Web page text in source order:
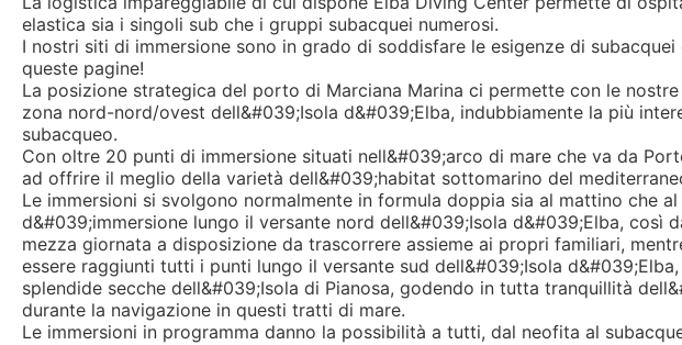
elastica sia i singoli sub che i gruppi subacquei numerosi.
I nostri siti di immersione sono in grado di soddisfare le esigenze di
queste pagine!
La posizione strategica del porto di Marciana Marina ci permette con le
zona nord-nord/ovest dell&#039;Isola d&#039;Elba, indubbiamente la più
subacqueo.
Con oltre 20 punti di immersione situati nell&#039;arco di mare che va da
ad offrire il meglio della varietà dell&#039;habitat sottomarino del
Le immersioni si svolgono normalmente in formula doppia sia al mattino che
d&#039;immersione lungo il versante nord dell&#039;Isola d&#039;Elba, così
mezza giornata a disposizione da trascorrere assieme ai propri familiari,
essere raggiunti tutti i punti lungo il versante sud dell&#039;Isola
splendide secche dell&#039;Isola di Pianosa, godendo in tutta tranquillità
durante la navigazione in questi tratti di mare.
Le immersioni in programma danno la possibilità a tutti, dal neofita al